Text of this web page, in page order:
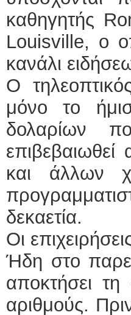
καθηγητής
Louisville, ο
κανάλι
Ο
μόνο το
δολαρίων
επιβεβαιωθεί
και άλλων
δεκαετία.
Οι
Ήδη στο
αποκτήσει
αριθμούς.